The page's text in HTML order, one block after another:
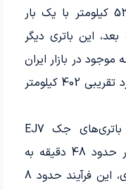
ارائه می‌شد و می‌توانست حدود 530 کیلومتر با یک بار
طی کند. اما از سال 2021 به بعد، این باتری دیگر
در بازار ایران
دارای باتری 50.1 کیلووات‌ساعتی با برد تقریبی 402 کیلومتر
با استفاده از پکیج شارژ سریع، باتری‌های جک EJ7
می‌توانند تا 80% ظرفیت خود را در حدود 48 دقیقه به
طور کامل شارژ کنند. در حالت عادی، این فرآیند حدود 8